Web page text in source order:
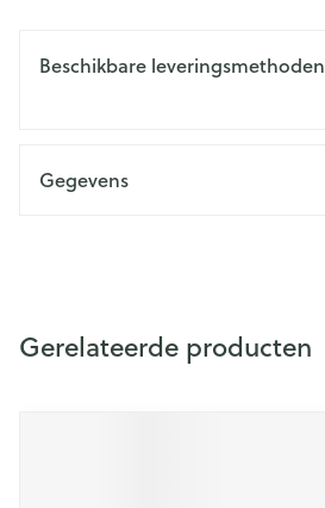
Beschikbare leveringsmethoden
Gegevens
Gerelateerde producten